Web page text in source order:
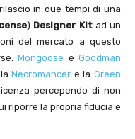
in due tempi di una
) Designer Kitad un
del mercato a questo
Mongoose e Goodman
laNecromancer e laGreen
percependo di non
riporre la propria fiducia e